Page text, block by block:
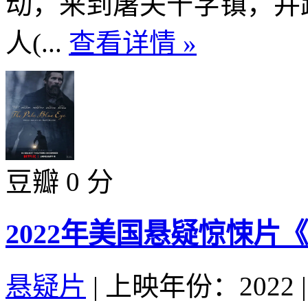
人(... 查看详情 »
豆瓣 0 分
2022年美国悬疑惊悚片
悬疑片 | 上映年份：2022 |